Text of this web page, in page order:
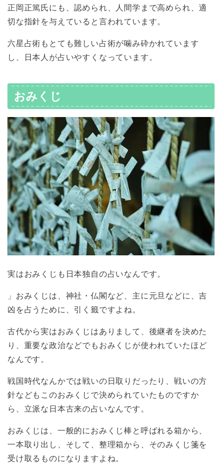
正岡正篤氏にも、認められ、人間学まで高められ、適
切な指針を与えていると言われています。
六星占術もとても難しい占術が噛み砕かれています
し、日本人が占いやすくなっています。
おみくじ
実はおみくじも日本独自の占いなんです。
」おみくじは、神社・仏閣など、主に元旦などに、吉
凶を占うために、引く籤ですよね。
古代から実はおみくじはありまして、後継者を決めた
り、重要な政治などでもおみくじが使われていたほど
なんです。
戦国時代なんかでは戦いの日取りだったり、戦いの方
針などもこのおみくじで決められていたものですか
ら、立派な日本古来の占いなんです。
おみくじは、一般的におみくじ棒と呼ばれる箱から、
一本取り出し、そして、整理箱から、そのみくじ箋を
受け取るものになりますよね。